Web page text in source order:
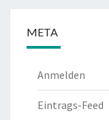
META
Anmelden
Eintrags-Feed